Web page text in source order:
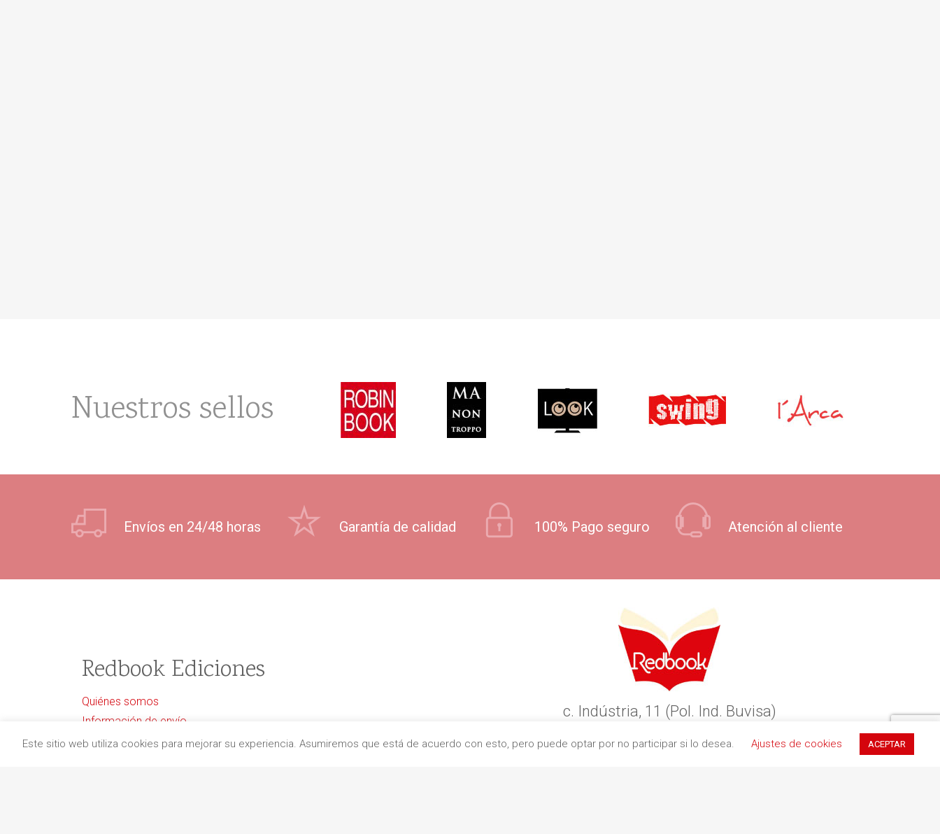
Nuestros sellos
Envíos en 24/48 horas Garantía de calidad 100% Pago seguro Atención al cliente
Redbook Ediciones
Quiénes somos
Información de envío
Aviso legal
c. Indústria, 11 (Pol. Ind. Buvisa)
08329 Teià (Barcelona)
Este sitio web utiliza cookies para mejorar su experiencia. Asumiremos que está de acuerdo con esto, pero puede optar por no participar si lo desea. Ajustes de cookies ACEPTAR